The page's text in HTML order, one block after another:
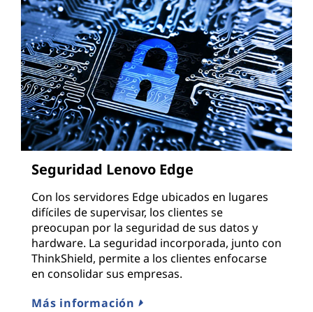
Seguridad Lenovo Edge
Con los servidores Edge ubicados en lugares
difíciles de supervisar, los clientes se
preocupan por la seguridad de sus datos y
hardware. La seguridad incorporada, junto con
ThinkShield, permite a los clientes enfocarse
en consolidar sus empresas.
Más información